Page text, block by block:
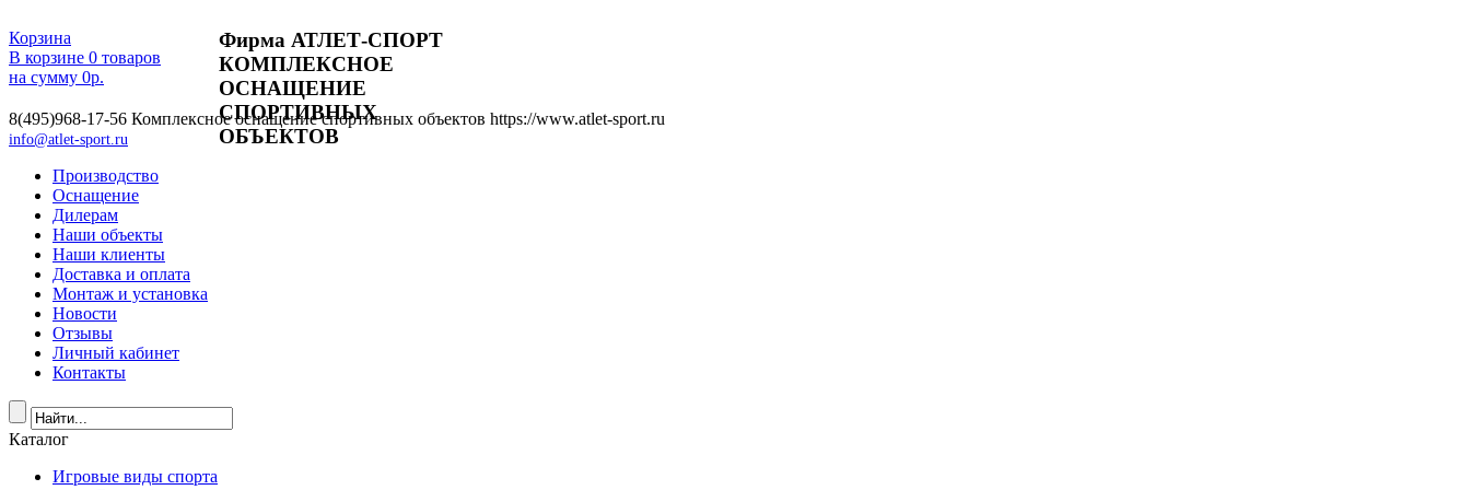
Фирма АТЛЕТ-СПОРТ
КОМПЛЕКСНОЕ
ОСНАЩЕНИЕ
СПОРТИВНЫХ
ОБЪЕКТОВ
Корзина
В корзине 0 товаров
на сумму 0р.
8(495)968-17-56 Комплексное оснащение спортивных объектов https://www.atlet-sport.ru
info@atlet-sport.ru
Производство
Оснащение
Дилерам
Наши объекты
Наши клиенты
Доставка и оплата
Монтаж и установка
Новости
Отзывы
Личный кабинет
Контакты
Каталог
Игровые виды спорта